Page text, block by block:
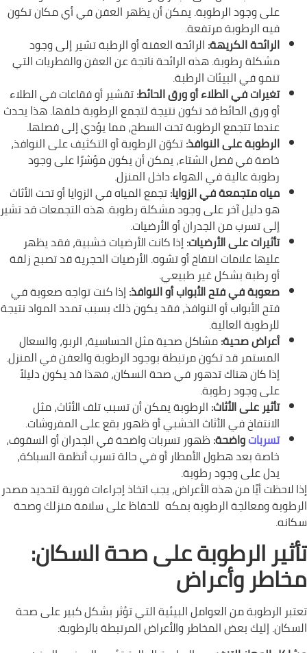
على وجود الرطوبة. يمكن أن يظهر العفن في أي مكان تكون
فيه الرطوبة مرتفعة.
الرائحة الكريهة: الرائحة العفنة أو الرطبة تشير إلى وجود
مشكلة رطوبة. هذه الرائحة ناتجة عن العفن والفطريات التي
تنمو في البيئات الرطبة.
تغيرات في الطلاء أو ورق الحائط:تقشير أو فقاعات في الطلاء
أو ورق الحائط قد تكون نتيجة لتجمع الرطوبة خلفها. هذا يحدث
عندما تتجمع الرطوبة تحت السطح، مما يؤدي إلى فصلها.
الرطوبة على النوافذ:تكوّن الرطوبة أو التكثيف على النوافذ،
خاصة في فصل الشتاء، يمكن أن يكون مؤشرًا على وجود
رطوبة عالية في الهواء داخل المنزل.
مياه متجمعة في الزوايا:تجمع المياه في الزوايا أو تحت الأثاث
هو دليل آخر على وجود مشكلة رطوبة. هذه التجمعات قد تشير
إلى تسرب من الجدران أو الأرضيات.
تأثيرات على الأرضيات:إذا كانت الأرضيات خشبية، فقد يظهر
عليها علامات انتفاخ أو تشوه. الأرضيات الحجرية قد تصبح زلقة
أو رطبة بشكل غير طبيعي.
صعوبة في فتح الأبواب أو النوافذ:إذا كنت تواجه صعوبة في
فتح الأبواب أو النوافذ، فقد يكون ذلك بسبب تمدد المواد نتيجة
للرطوبة العالية.
أعراض صحية:مشاكل صحية مثل الحساسية، الربو، والسعال
المستمر قد تكون مرتبطة بوجود الرطوبة والعفن في المنزل.
إذا كان هناك تدهور في صحة السكان، فهذا قد يكون دليلاً
على وجود رطوبة.
تأثير على الأثاث: الرطوبة يمكن أن تسبب تلف الأثاث، مثل
الانتفاخ في الأثاث الخشبي أو ظهور بقع على المفروشات.
تسرباتواضحة: ظهور تسربات واضحة في الجدران أو السقوف،
خاصة بعد هطول الأمطار أو في حالة تسرب أنظمة السباكة،
يدل على وجود رطوبة.
إذا لاحظت أيًا من هذه الأعراض، يجب اتخاذ إجراءات فورية لتحديد مصدر
الرطوبة ومعالجة الرطوبة بمكه للحفاظ على سلامة منزلك وصحة
سكانه.
تأثير الرطوبة على صحة السكان:
مخاطر وأعراض
تعتبر الرطوبة من العوامل البيئية التي تؤثر بشكل كبير على صحة
السكان. إليك بعض المخاطر والأعراض المرتبطة بالرطوبة: